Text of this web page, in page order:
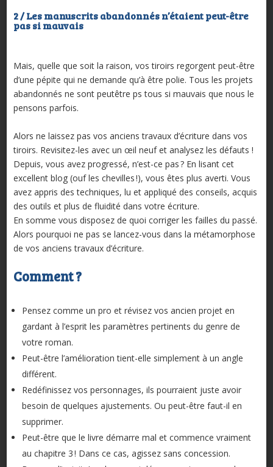
2 / Les manuscrits abandonnés n’étaient peut-être
pas si mauvais
Mais, quelle que soit la raison, vos tiroirs regorgent peut-être
d’une pépite qui ne demande qu’à être polie. Tous les projets
abandonnés ne sont peutêtre ps tous si mauvais que nous le
pensons parfois.
Alors ne laissez pas vos anciens travaux d’écriture dans vos
tiroirs. Revisitez-les avec un œil neuf et analysez les défauts !
Depuis, vous avez progressé, n’est-ce pas ? En lisant cet
excellent blog (ouf les chevilles !), vous êtes plus averti. Vous
avez appris des techniques, lu et appliqué des conseils, acquis
des outils et plus de fluidité dans votre écriture.
En somme vous disposez de quoi corriger les failles du passé.
Alors pourquoi ne pas se lancez-vous dans la métamorphose
de vos anciens travaux d’écriture.
Comment ?
Pensez comme un pro et révisez vos ancien projet en
gardant à l’esprit les paramètres pertinents du genre de
votre roman.
Peut-être l’amélioration tient-elle simplement à un angle
différent.
Redéfinissez vos personnages, ils pourraient juste avoir
besoin de quelques ajustements. Ou peut-être faut-il en
supprimer.
Peut-être que le livre démarre mal et commence vraiment
au chapitre 3 ! Dans ce cas, agissez sans concession.